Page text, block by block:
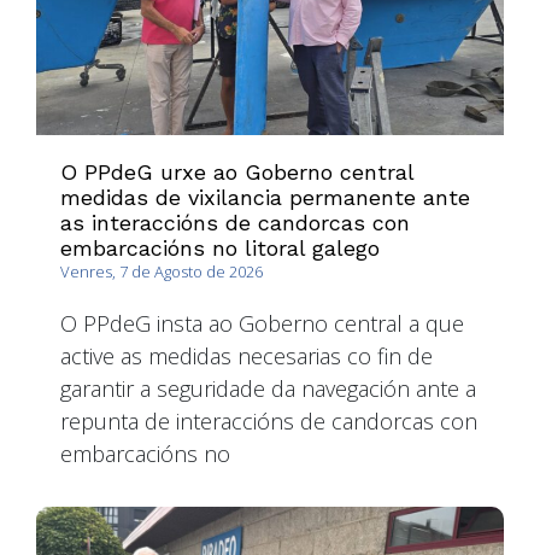
O PPdeG urxe ao Goberno central
medidas de vixilancia permanente ante
as interaccións de candorcas con
embarcacións no litoral galego
Venres, 7 de Agosto de 2026
O PPdeG insta ao Goberno central a que
active as medidas necesarias co fin de
garantir a seguridade da navegación ante a
repunta de interaccións de candorcas con
embarcacións no